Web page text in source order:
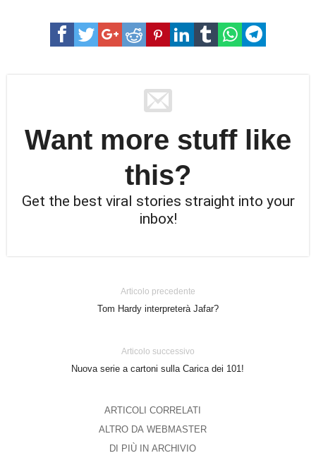
Want more stuff like
this?
Get the best viral stories straight into your
inbox!
Articolo precedente
Tom Hardy interpreterà Jafar?
Articolo successivo
Nuova serie a cartoni sulla Carica dei 101!
ARTICOLI CORRELATI
ALTRO DA WEBMASTER
DI PIÙ IN ARCHIVIO